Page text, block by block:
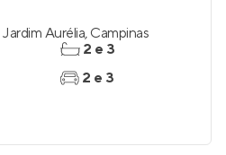
Jardim Aurélia, Campinas
2 e 3
2 e 3